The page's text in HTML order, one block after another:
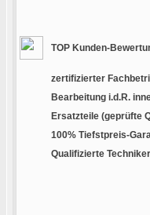
TOP Kunden-
zertifizierter
Bearbeitung i.d.R.
Ersatzteile (geprüfte
100% Tiefstpreis-
Qualifizierte